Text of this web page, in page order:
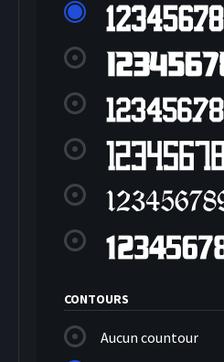
CONTOURS
Aucun countour